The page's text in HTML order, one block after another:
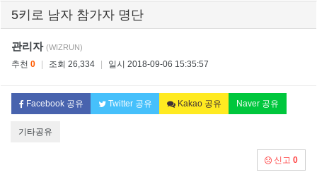
5키로 남자 참가자 명단
관리자 (WIZRUN)
추천 0 조회 26,334 일시 2018-09-06 15:35:57
Facebook 공유 Twitter 공유 Kakao 공유 Naver 공유
기타공유
신고 0